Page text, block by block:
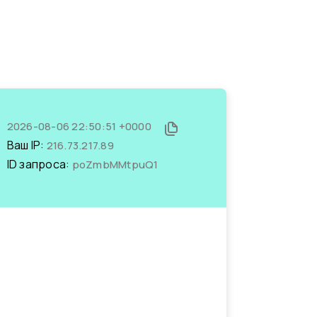
2026-08-06 22:50:51 +0000
Ваш IP: 216.73.217.89
ID запроса: poZmbMMtpuQ1